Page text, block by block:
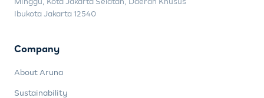
Ibukota Jakarta 12540
Company
About Aruna
Sustainability